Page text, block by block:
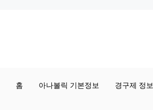
홈 아나볼릭 기본정보 경구제 정보